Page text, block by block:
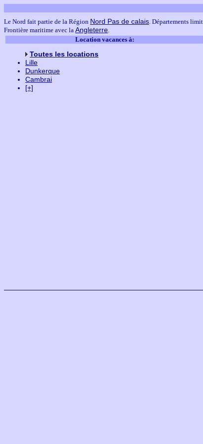
Le Nord fait partie de la Région Nord Pas de calais. Départements
Frontière maritime avec la Angleterre.
Location vacances à:
Toutes les locations
Lille
Dunkerque
Cambrai
[+]